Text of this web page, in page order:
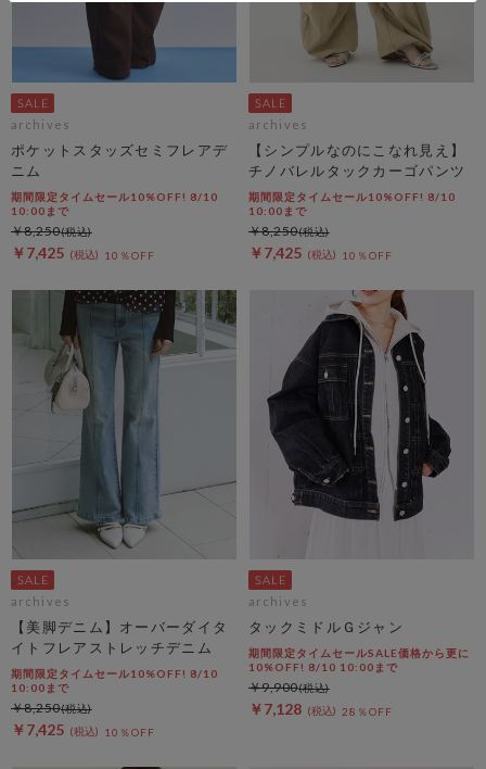
archives
ポケットスタッズセミフレアデ
ニム
期間限定タイムセール10%OFF! 8/10
10:00まで
￥7,425 10％OFF
￥8,250
archives
【シンプルなのにこなれ見え】
チノバレルタックカーゴパンツ
期間限定タイムセール10%OFF! 8/10
10:00まで
￥7,425 10％OFF
￥8,250
archives
【美脚デニム】オーバーダイタ
イトフレアストレッチデニム
期間限定タイムセール10%OFF! 8/10
10:00まで
￥7,425 10％OFF
￥8,250
archives
タックミドルＧジャン
期間限定タイムセールSALE価格から更に
10%OFF! 8/10 10:00まで
￥7,128 28％OFF
￥9,900